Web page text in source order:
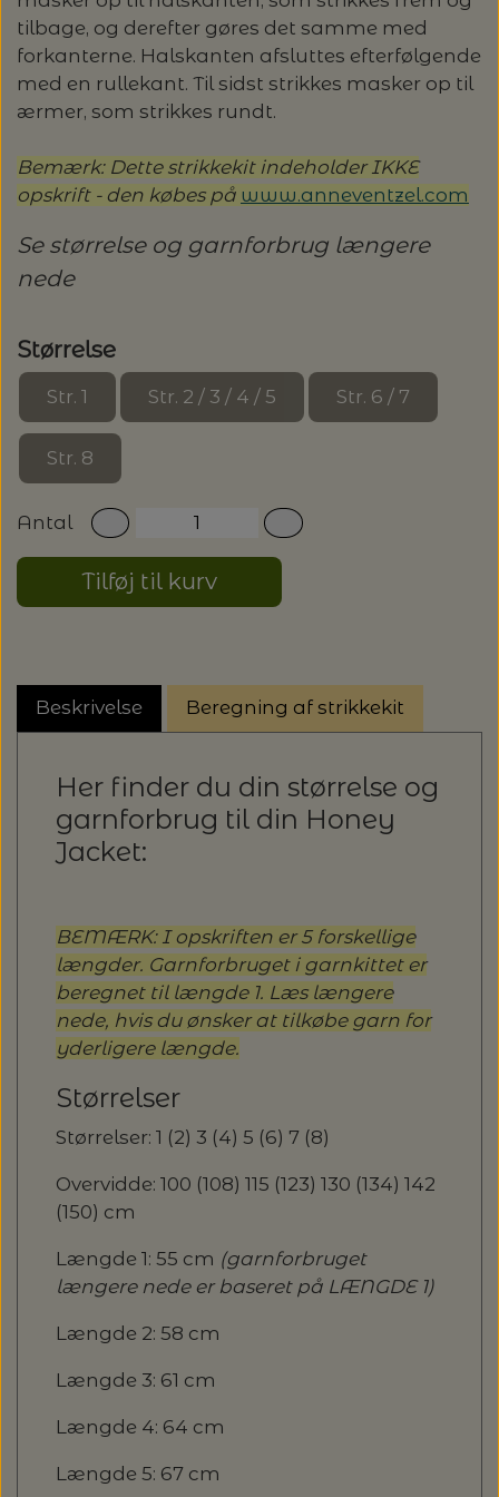
PASCUALI: NEPAL - SPAR 20%
PASCULI: SUAVE - SPAR 20%
POMP STITCH - BRODERI - SPAR 30-35%
SPAR 40% - GLERUPS STØVLER BØRN (STR.
PERMIN: SPAR 30% PÅ ALLE
JULEBRODERIER
BALDYRE: UDVALGTE BRODERIER - SPAR
LANG YARNS
PASCUALI
RAUMA GARN
SOMMERGARN
LENE HOLME SAMSØE - LEKNIT
MY FAVOURITE THINGS KNITWEAR
ODD ROW
OTHER LOOPS
RAUMA
MASKESTOPPERE
MASKEWIRES
MÅLEBÅND / PINDEMÅLERE
OPSKRIFTHOLDER FRA KNITPRO -
STRIKKE- OG SYNÅLE
TRYKLÅSE
tilbage, og derefter gøres det samme med
forkanterne. Halskanten afsluttes efterfølgende
med en rullekant. Til sidst strikkes masker op til
ærmer, som strikkes rundt.
Bemærk: Dette strikkekit indeholder IKKE
opskrift - den købes på www.anneventzel.com
Se størrelse og garnforbrug længere
nede
Størrelse
Str. 1 Str. 2 / 3 / 4 / 5 Str. 6 / 7
Str. 8
Antal
Tilføj til kurv
Beskrivelse Beregning af strikkekit
Her finder du din størrelse og
garnforbrug til din Honey
Jacket:
BEMÆRK: I opskriften er 5 forskellige
længder. Garnforbruget i garnkittet er
beregnet til længde 1. Læs længere
nede, hvis du ønsker at tilkøbe garn for
yderligere længde.
Størrelser
Størrelser: 1 (2) 3 (4) 5 (6) 7 (8)
Overvidde: 100 (108) 115 (123) 130 (134) 142
(150) cm
Længde 1: 55 cm (garnforbruget
længere nede er baseret på LÆNGDE 1)
Længde 2: 58 cm
Længde 3: 61 cm
Længde 4: 64 cm
Længde 5: 67 cm